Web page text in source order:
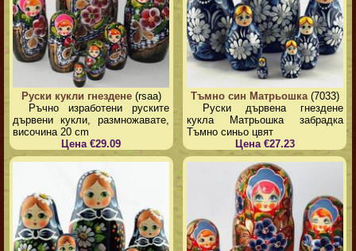
Руски кукли гнездене(rsaa)
Ръчно изработени руските
дървени кукли, размножавате,
височина 20 cm
Цена €29.09
Тъмно син Матрьошка(7033)
Руски дървена гнездене
кукла Матрьошка забрадка
Тъмно синьо цвят
Цена €27.23